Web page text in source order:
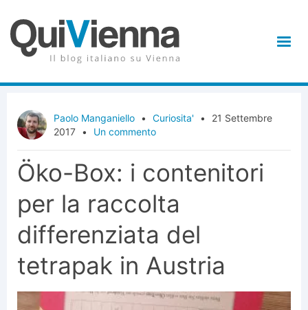
Paolo Manganiello • Curiosita' •
21 Settembre
2017 • Un commento
Öko-Box: i contenitori
per la raccolta
differenziata del
tetrapak in Austria